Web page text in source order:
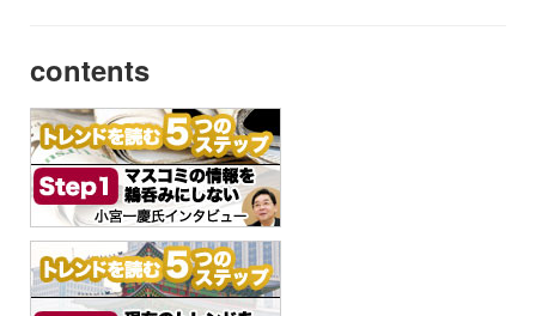
contents